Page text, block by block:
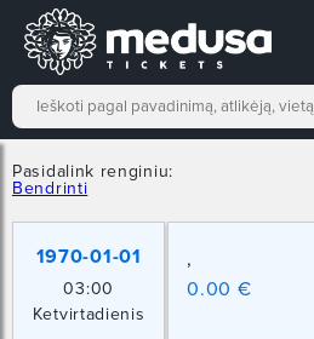
Pasidalink renginiu:
Bendrinti
1970-01-01
03:00
Ketvirtadienis
,
0.00 €